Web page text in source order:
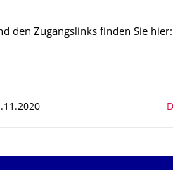
den Zugangslinks finden Sie hier: